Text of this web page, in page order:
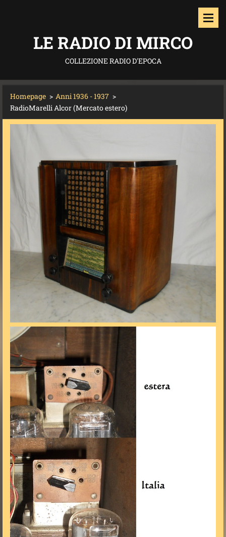
LE RADIO DI MIRCO
COLLEZIONE RADIO D'EPOCA
Homepage > Anni 1936 - 1937 >
RadioMarelli Alcor (Mercato estero)